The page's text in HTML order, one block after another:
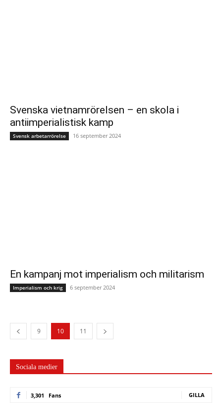
Svenska vietnamrörelsen – en skola i
antiimperialistisk kamp
Svensk arbetarrörelse 16 september 2024
En kampanj mot imperialism och militarism
Imperialism och krig 6 september 2024
9 10 11
Sociala medier
3,301 Fans GILLA